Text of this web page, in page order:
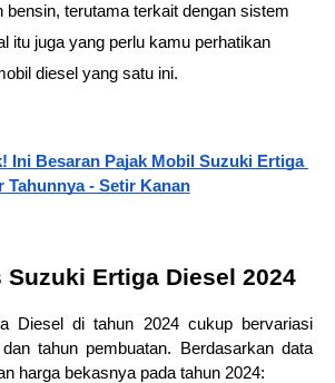
bensin, terutama terkait dengan sistem
itu juga yang perlu kamu perhatikan
diesel yang satu ini.
Ini Besaran Pajak Mobil Suzuki Ertiga
Tahunnya - Setir Kanan
Suzuki Ertiga Diesel 2024
Diesel di tahun 2024 cukup bervariasi
tahun pembuatan. Berdasarkan data
harga bekasnya pada tahun 2024: